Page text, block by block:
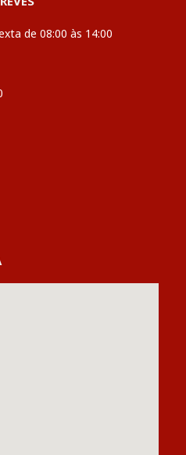
de 08:00 às 14:00